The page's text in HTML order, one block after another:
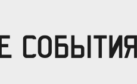
СОБЫТИЯ